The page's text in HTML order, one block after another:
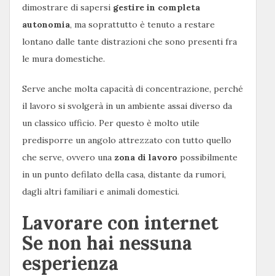
dimostrare di sapersi gestire in completa
autonomia, ma soprattutto è tenuto a restare
lontano dalle tante distrazioni che sono presenti fra
le mura domestiche.
Serve anche molta capacità di concentrazione, perché
il lavoro si svolgerà in un ambiente assai diverso da
un classico ufficio. Per questo è molto utile
predisporre un angolo attrezzato con tutto quello
che serve, ovvero una zona di lavoro possibilmente
in un punto defilato della casa, distante da rumori,
dagli altri familiari e animali domestici.
Lavorare con internet
Se non hai nessuna
esperienza